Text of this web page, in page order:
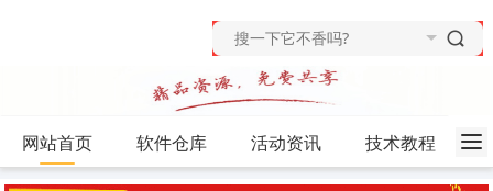
网站首页 软件仓库 活动资讯 技术教程